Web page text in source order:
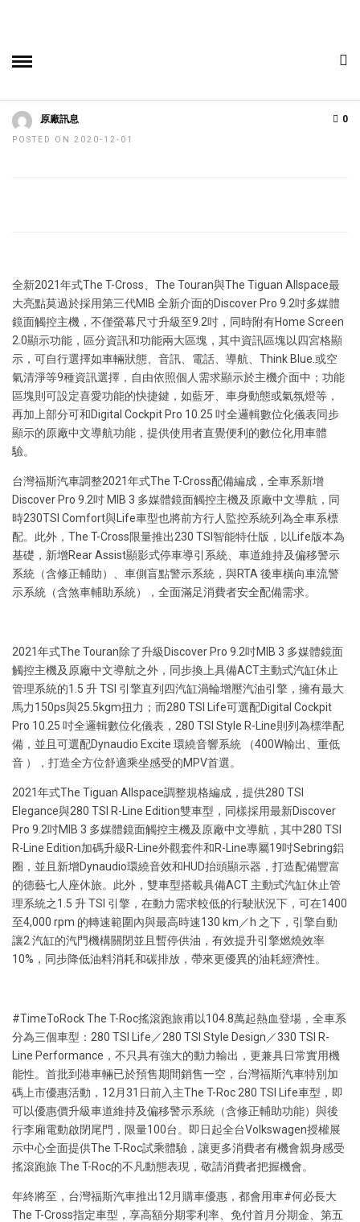
Volkswagen 2021年式三款車型搶先上
原廠訊息
POSTED ON 2020-12-01
0
全新2021年式The T-Cross、The Touran與The Tiguan Allspace最
大亮點莫過於採用第三代MIB 全新介面的Discover Pro 9.2吋多媒體
鏡面觸控主機，不僅螢幕尺寸升級至9.2吋，同時附有Home Screen
2.0顯示功能，區分資訊和功能兩大區塊，其中資訊區塊以四宮格顯
示，可自行選擇如車輛狀態、音訊、電話、導航、Think Blue.或空
氣清淨等9種資訊選擇，自由依照個人需求顯示於主機介面中；功能
區塊則可設定喜愛功能的快捷鍵，如藍牙、車身動態或氣氛燈等，
再加上部分可和Digital Cockpit Pro 10.25 吋全邏輯數位化儀表同步
顯示的原廠中文導航功能，提供使用者直覺便利的數位化用車體
驗。
台灣福斯汽車調整2021年式The T-Cross配備編成，全車系新增
Discover Pro 9.2吋 MIB 3 多媒體鏡面觸控主機及原廠中文導航，同
時230TSI Comfort與Life車型也將前方行人監控系統列為全車系標
配。此外，The T-Cross限量推出230 TSI智能特仕版，以Life版本為
基礎，新增Rear Assist顯影式停車導引系統、車道維持及偏移警示
系統（含修正輔助）、車側盲點警示系統，與RTA 後車橫向車流警
示系統（含煞車輔助系統），全面滿足消費者安全配備需求。
2021年式The Touran除了升級Discover Pro 9.2吋MIB 3 多媒體鏡面
觸控主機及原廠中文導航之外，同步換上具備ACT主動式汽缸休止
管理系統的1.5 升 TSI 引擎直列四汽缸渦輪增壓汽油引擎，擁有最大
馬力150ps與25.5kgm扭力；而280 TSI Life可選配Digital Cockpit
Pro 10.25 吋全邏輯數位化儀表，280 TSI Style R-Line則列為標準配
備，並且可選配Dynaudio Excite 環繞音響系統 （400W輸出、重低
音 ），打造全方位舒適乘坐感受的MPV首選。
2021年式The Tiguan Allspace調整規格編成，提供280 TSI
Elegance與280 TSI R-Line Edition雙車型，同樣採用最新Discover
Pro 9.2吋MIB 3 多媒體鏡面觸控主機及原廠中文導航，其中280 TSI
R-Line Edition加碼升級R-Line外觀套件和R-Line專屬19吋Sebring鋁
圈，並且新增Dynaudio環繞音效和HUD抬頭顯示器，打造配備豐富
的德藝七人座休旅。此外，雙車型搭載具備ACT 主動式汽缸休止管
理系統之1.5 升 TSI 引擎，在動力需求較低的行駛狀況下，可在1400
至4,000 rpm 的轉速範圍內與最高時速130 km／h 之下，引擎自動
讓2 汽缸的汽門機構關閉並且暫停供油，有效提升引擎燃燒效率
10%，同步降低油料消耗和碳排放，帶來更優異的油耗經濟性。
#TimeToRock The T-Roc搖滾跑旅甫以104.8萬起熱血登場，全車系
分為三個車型：280 TSI Life／280 TSI Style Design／330 TSI R-
Line Performance，不只具有強大的動力輸出，更兼具日常實用機
能性。首批到港車輛已於預售期間銷售一空，台灣福斯汽車特別加
碼上市優惠活動，12月31日前入主The T-Roc 280 TSI Life車型，即
可以優惠價升級車道維持及偏移警示系統（含修正輔助功能）與後
行李廂電動啟閉尾門，限量100台。即日起全台Volkswagen授權展
示中心全面提供The T-Roc試乘體驗，讓更多消費者有機會親身感受
搖滾跑旅 The T-Roc的不凡動態表現，敬請消費者把握機會。
年終將至，台灣福斯汽車推出12月購車優惠，都會用車#何必長大
The T-Cross指定車型，享高額分期零利率、免付首月分期金、第五